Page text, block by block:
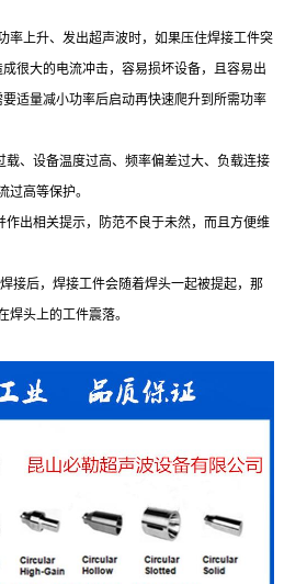
率上升、发出超声波时，如果压住焊接工件突
很大的电流冲击，容易损坏设备，且容易出
适量减小功率后启动再快速爬升到所需功率
载、设备温度过高、频率偏差过大、负载连接
过高等保护。
作出相关提示，防范不良于未然，而且方便维
接后，焊接工件会随着焊头一起被提起，那
焊头上的工件震落。